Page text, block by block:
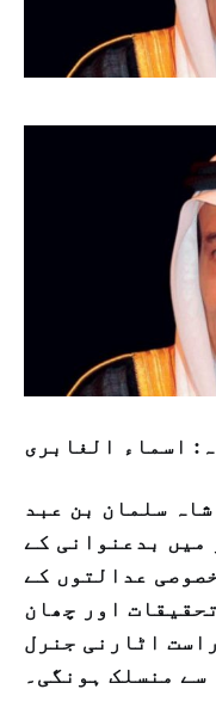
اسماء الغابری
سلمان بن عبد
میں بدعنوانی کے
عدالتوں کے
اور چھان
اٹارنی جنرل
سے منسلک ہونگی۔